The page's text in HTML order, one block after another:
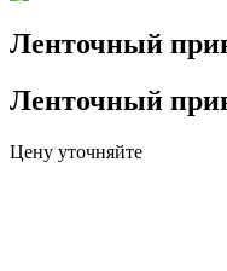
Ленточный
Ленточный
Цену уточняйте